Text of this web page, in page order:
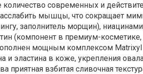
современных и
мышцы, что сокращает
заполнитель морщин),
(компонент в премиум-
мощным комплексом Matrixyl
и эластина в коже, укрепления
приятная взбитая сливочная